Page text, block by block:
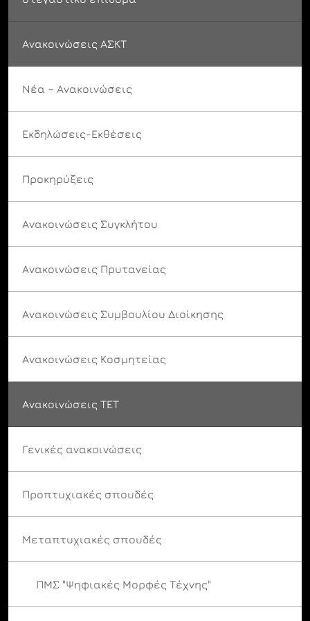
Ανακοινώσεις ΑΣΚΤ
Νέα – Ανακοινώσεις
Εκδηλώσεις-Εκθέσεις
Προκηρύξεις
Ανακοινώσεις Συγκλήτου
Ανακοινώσεις Πρυτανείας
Ανακοινώσεις Συμβουλίου Διοίκησης
Ανακοινώσεις Κοσμητείας
Ανακοινώσεις ΤΕΤ
Γενικές ανακοινώσεις
Προπτυχιακές σπουδές
Μεταπτυχιακές σπουδές
ΠΜΣ "Ψηφιακές Μορφές Τέχνης"